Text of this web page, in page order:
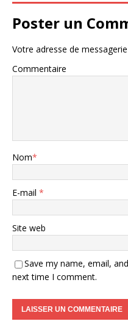
Poster un
Votre adresse de
Commentaire
Nom*
E-mail *
Site web
Save my name, email,
next time I comment.